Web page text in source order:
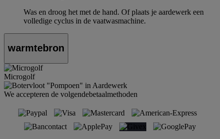
Was en droog het met de hand. Of plaats je aardewerk een
volledige cyclus in de vaatwasmachine.
warmtebron
Microgolf
We accepteren de volgendebetaalmethoden